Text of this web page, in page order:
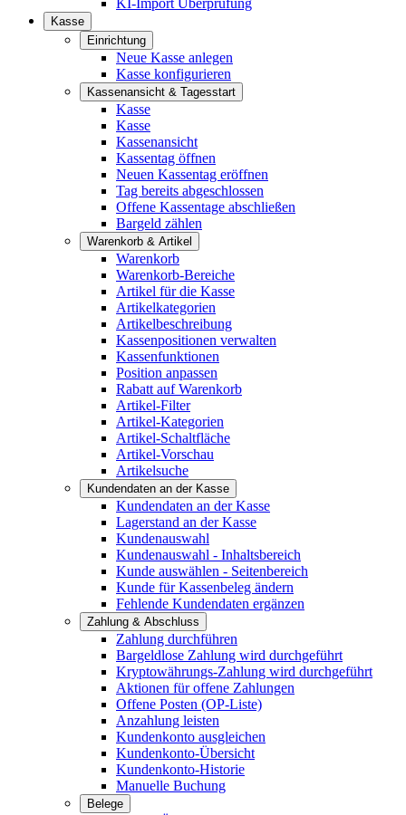
KI-Import Überprüfung
Kasse
Einrichtung
Neue Kasse anlegen
Kasse konfigurieren
Kassenansicht & Tagesstart
Kasse
Kasse
Kassenansicht
Kassentag öffnen
Neuen Kassentag eröffnen
Tag bereits abgeschlossen
Offene Kassentage abschließen
Bargeld zählen
Warenkorb & Artikel
Warenkorb
Warenkorb-Bereiche
Artikel für die Kasse
Artikelkategorien
Artikelbeschreibung
Kassenpositionen verwalten
Kassenfunktionen
Position anpassen
Rabatt auf Warenkorb
Artikel-Filter
Artikel-Kategorien
Artikel-Schaltfläche
Artikel-Vorschau
Artikelsuche
Kundendaten an der Kasse
Kundendaten an der Kasse
Lagerstand an der Kasse
Kundenauswahl
Kundenauswahl - Inhaltsbereich
Kunde auswählen - Seitenbereich
Kunde für Kassenbeleg ändern
Fehlende Kundendaten ergänzen
Zahlung & Abschluss
Zahlung durchführen
Bargeldlose Zahlung wird durchgeführt
Kryptowährungs-Zahlung wird durchgeführt
Aktionen für offene Zahlungen
Offene Posten (OP-Liste)
Anzahlung leisten
Kundenkonto ausgleichen
Kundenkonto-Übersicht
Kundenkonto-Historie
Manuelle Buchung
Belege